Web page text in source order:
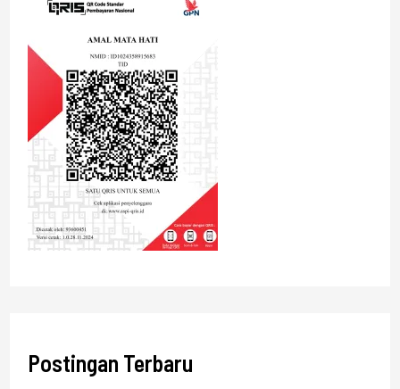
Postingan Terbaru